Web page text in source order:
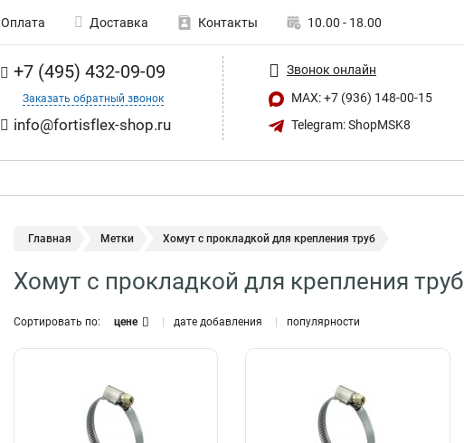
Оплата Доставка Контакты 10.00 - 18.00
+7 (495) 432-09-09
Заказать обратный звонок
info@fortisflex-shop.ru
Звонок онлайн
MAX: +7 (936) 148-00-15
Telegram: ShopMSK8
Главная Метки Хомут с прокладкой для крепления труб
Хомут с прокладкой для крепления труб
Сортировать по: цене дате добавления популярности